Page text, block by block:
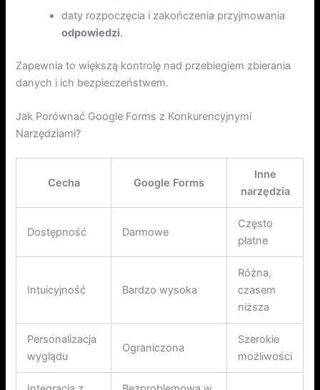
daty rozpoczęcia i zakończenia przyjmowania
odpowiedzi.
Zapewnia to większą kontrolę nad przebiegiem zbierania
danych i ich bezpieczeństwem.
Jak Porównać Google Forms z Konkurencyjnymi
Narzędziami?
Cecha Google Forms
Inne
narzędzia
Dostępność Darmowe
Często
płatne
Intuicyjność Bardzo wysoka
Różna,
czasem
niższa
Personalizacja
wyglądu
Ograniczona
Szerokie
możliwości